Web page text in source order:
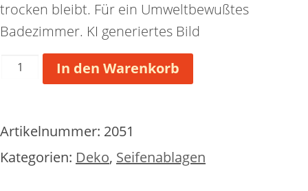
trocken bleibt. Für ein Umweltbewußtes
Badezimmer. KI generiertes Bild
Seifenablage
mit
Menge
In den Warenkorb
Artikelnummer: 2051
Kategorien: Deko, Seifenablagen